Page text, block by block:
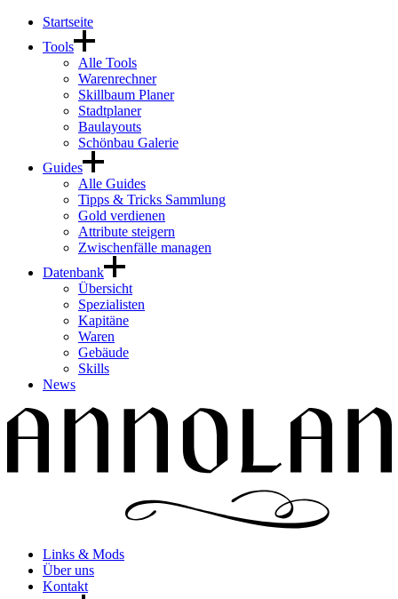
Startseite
Tools
Alle Tools
Warenrechner
Skillbaum Planer
Stadtplaner
Baulayouts
Schönbau Galerie
Guides
Alle Guides
Tipps & Tricks Sammlung
Gold verdienen
Attribute steigern
Zwischenfälle managen
Datenbank
Übersicht
Spezialisten
Kapitäne
Waren
Gebäude
Skills
News
Links & Mods
Über uns
Kontakt